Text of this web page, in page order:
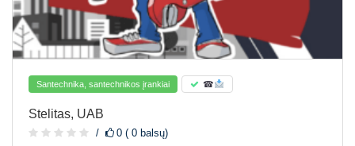
Santechnika, santechnikos įrankiai ☎
Stelitas, UAB
0 ( 0 balsų)